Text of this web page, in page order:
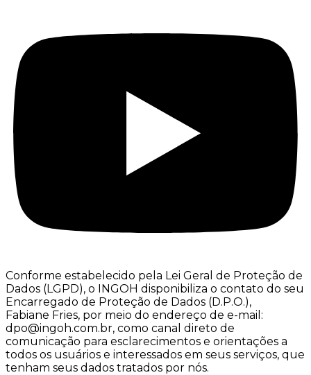
Conforme estabelecido pela Lei Geral de Proteção de
Dados (LGPD), o INGOH disponibiliza o contato do seu
Encarregado de Proteção de Dados (D.P.O.),
Fabiane Fries, por meio do endereço de e-mail:
dpo@ingoh.com.br, como canal direto de
comunicação para esclarecimentos e orientações a
todos os usuários e interessados em seus serviços, que
tenham seus dados tratados por nós.